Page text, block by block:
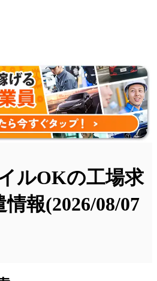
ルOKの工場求
情報(2026/08/07